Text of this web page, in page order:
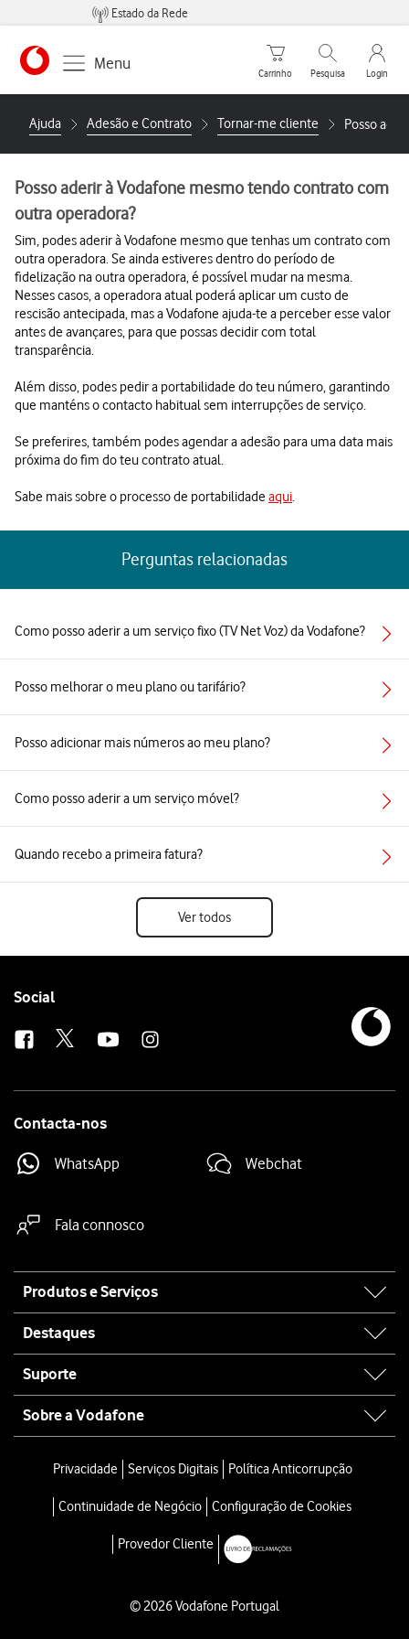
Estado da Rede
https://www.vodafone.pt
Menu
Carrinho de compras
Carrinho
Pesquisar
Pesquisa
My
Login
Ajuda Adesão e Contrato Tornar-me cliente Posso
Posso aderir à Vodafone mesmo tendo contrato com
outra operadora?
Sim, podes aderir à Vodafone mesmo que tenhas um contrato com
outra operadora. Se ainda estiveres dentro do período de
fidelização na outra operadora, é possível mudar na mesma.
Nesses casos, a operadora atual poderá aplicar um custo de
rescisão antecipada, mas a Vodafone ajuda-te a perceber esse valor
antes de avançares, para que possas decidir com total
transparência.
Além disso, podes pedir a portabilidade do teu número, garantindo
que manténs o contacto habitual sem interrupções de serviço.
Se preferires, também podes agendar a adesão para uma data mais
próxima do fim do teu contrato atual.
Sabe mais sobre o processo de portabilidadeaqui.
Perguntas relacionadas
Como posso aderir a um serviço fixo (TV Net Voz) da Vodafone?
Posso melhorar o meu plano ou tarifário?
Posso adicionar mais números ao meu plano?
Como posso aderir a um serviço móvel?
Quando recebo a primeira fatura?
Ver todos
Follow
Social
Contacta-nos
WhatsApp Webchat
Fala connosco
map
Produtos e Serviços
Destaques
Suporte
Sobre a Vodafone
Privacidade Serviços Digitais Política Anticorrupção
Continuidade de Negócio Configuração de Cookies
Provedor Cliente
© 2026 Vodafone Portugal